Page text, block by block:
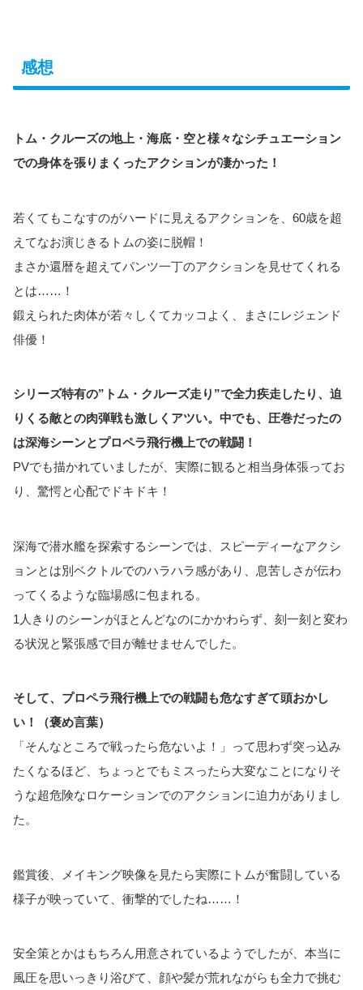
感想
トム・クルーズの地上・海底・空と様々なシチュエーション
での身体を張りまくったアクションが凄かった！
若くてもこなすのがハードに見えるアクションを、60歳を超
えてなお演じきるトムの姿に脱帽！
まさか還暦を超えてパンツ一丁のアクションを見せてくれる
とは……！
鍛えられた肉体が若々しくてカッコよく、まさにレジェンド
俳優！
シリーズ特有の”トム・クルーズ走り”で全力疾走したり、迫
りくる敵との肉弾戦も激しくアツい。中でも、圧巻だったの
は深海シーンとプロペラ飛行機上での戦闘！
PVでも描かれていましたが、実際に観ると相当身体張ってお
り、驚愕と心配でドキドキ！
深海で潜水艦を探索するシーンでは、スピーディーなアクシ
ョンとは別ベクトルでのハラハラ感があり、息苦しさが伝わ
ってくるような臨場感に包まれる。
1人きりのシーンがほとんどなのにかかわらず、刻一刻と変わ
る状況と緊張感で目が離せませんでした。
そして、プロペラ飛行機上での戦闘も危なすぎて頭おかし
い！（褒め言葉）
「そんなところで戦ったら危ないよ！」って思わず突っ込み
たくなるほど、ちょっとでもミスったら大変なことになりそ
うな超危険なロケーションでのアクションに迫力がありまし
た。
鑑賞後、メイキング映像を見たら実際にトムが奮闘している
様子が映っていて、衝撃的でしたね……！
安全策とかはもちろん用意されているようでしたが、本当に
風圧を思いっきり浴びて、顔や髪が荒れながらも全力で挑む